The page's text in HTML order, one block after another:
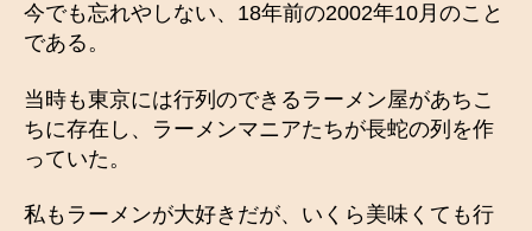
今でも忘れやしない、18年前の2002年10月のこと
である。
当時も東京には行列のできるラーメン屋があちこ
ちに存在し、ラーメンマニアたちが長蛇の列を作
っていた。
私もラーメンが大好きだが、いくら美味くても行